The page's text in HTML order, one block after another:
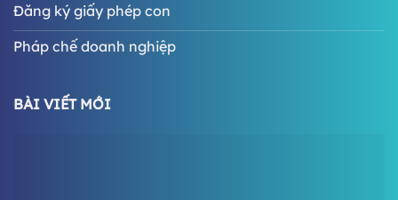
Đăng ký giấy phép con
Pháp chế doanh nghiệp
BÀI VIẾT MỚI